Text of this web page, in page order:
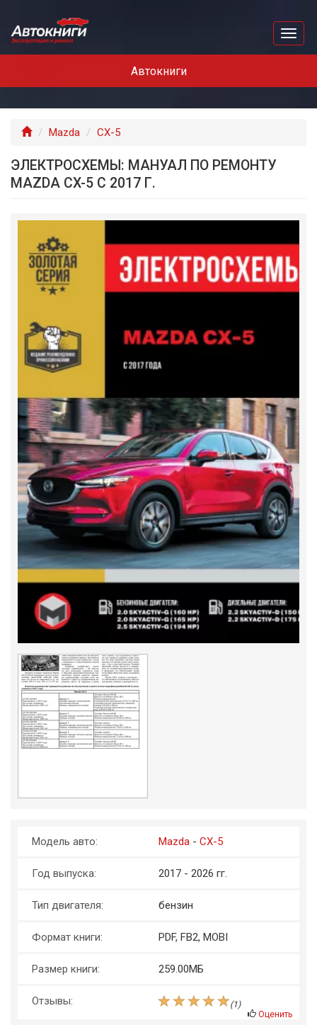
Автокниги
Главная
Mazda CX-5
ЭЛЕКТРОСХЕМЫ: МАНУАЛ ПО РЕМОНТУ
MAZDA CX-5 С 2017 Г.
Модель авто: Mazda - CX-5
Год выпуска: 2017 - 2026 гг.
Тип двигателя: бензин
Формат книги: PDF, FB2, MOBI
Размер книги: 259.00МБ
Отзывы: (1)
Оценить